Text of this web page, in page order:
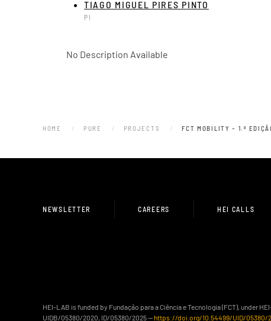
TIAGO MIGUEL PIRES PINTO
PI
No Description Available
HOME PURE PROJECTS FCT MOBILITY – 1.ª
NEWSLETTER CAREERS HEI CALLS
HEI-LAB is funded by Fundação para a Ciência e Tecnologia (FCT), under
UIDB/05380/2020, ID/05380/2025 — https://doi.org/10.54499/UID/05380/